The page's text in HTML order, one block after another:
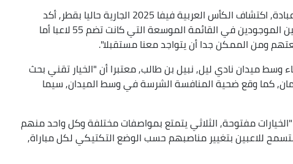
وفي رده على عدم استدعاء المدافع أشرف عبادة, اكتشاف الكأس العربية فيفا 2025 الجارية حاليا بقطر, أكد
الناخب الوطني أنه قام بتوجيه الدعوة "للاعبين الموجودين في القائمة الموسعة التي كانت تضم 55 لاعبا أما
ومن الممكن جدا أن يتواجد معنا مستقبلا".
ميدان نادي ليل, نبيل بن طالب, معتبرا أن "الخيار تقني بحث
كما وقع ضحية المنافسة الشرسة في وسط الميدان, سيما
مفتوحة, الثلاثي يتمتع بمواصفات مختلفة وكل واحد منهم
للاعبين بتغيير مناصبهم حسب الوضع التكتيكي لكل مباراة,